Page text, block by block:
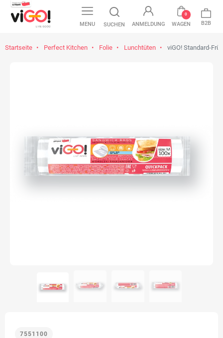
MENU SUCHEN ANMELDUNG WAGEN
0
B2B
Startseite Perfect Kitchen Folie Lunchtüten viGO! Standard-
7551100